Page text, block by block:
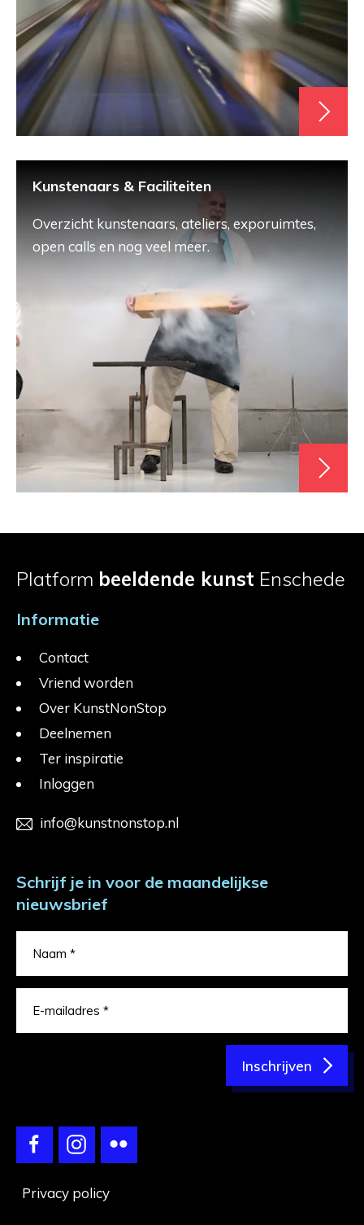
Kunstenaars & Faciliteiten
Overzicht kunstenaars, ateliers, exporuimtes,
open calls en nog veel meer.
Platform beeldende kunst Enschede
Informatie
Contact
Vriend worden
Over KunstNonStop
Deelnemen
Ter inspiratie
Inloggen
info@kunstnonstop.nl
Schrijf je in voor de maandelijkse
nieuwsbrief
Inschrijven
Privacy policy